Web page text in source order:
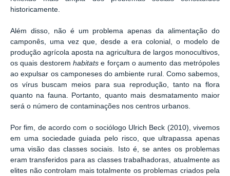
historicamente.
Além disso, não é um problema apenas da alimentação do
camponês, uma vez que, desde a era colonial, o modelo de
produção agrícola aposta na agricultura de largos monocultivos,
os quais destorem habitats e forçam o aumento das metrópoles
ao expulsar os camponeses do ambiente rural. Como sabemos,
os vírus buscam meios para sua reprodução, tanto na flora
quanto na fauna. Portanto, quanto mais desmatamento maior
será o número de contaminações nos centros urbanos.
Por fim, de acordo com o sociólogo Ulrich Beck (2010), vivemos
em uma sociedade guiada pelo risco, que ultrapassa apenas
uma visão das classes sociais. Isto é, se antes os problemas
eram transferidos para as classes trabalhadoras, atualmente as
elites não controlam mais totalmente os problemas criados pela